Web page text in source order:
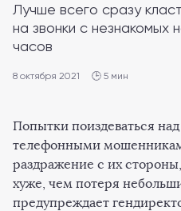
Лучше всего сразу
на звонки с незнакомых
часов
8 октября 2021 🕒 5 мин
Попытки поиздеваться
телефонными
раздражение с их
хуже, чем потеря
предупреждает